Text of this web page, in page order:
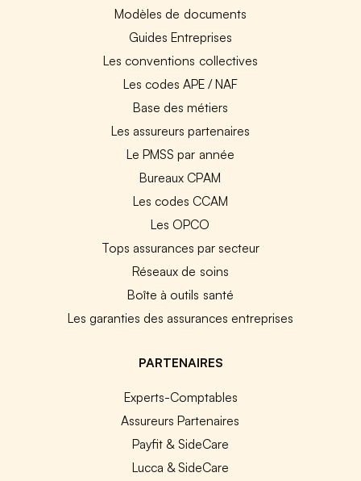
Modèles de documents
Guides Entreprises
Les conventions collectives
Les codes APE / NAF
Base des métiers
Les assureurs partenaires
Le PMSS par année
Bureaux CPAM
Les codes CCAM
Les OPCO
Tops assurances par secteur
Réseaux de soins
Boîte à outils santé
Les garanties des assurances entreprises
PARTENAIRES
Experts-Comptables
Assureurs Partenaires
Payfit & SideCare
Lucca & SideCare